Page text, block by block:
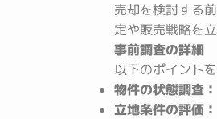
売却を検討する
定や販売戦略を
事前調査の詳細
以下のポイント
物件の状態調査：
立地条件の評価：